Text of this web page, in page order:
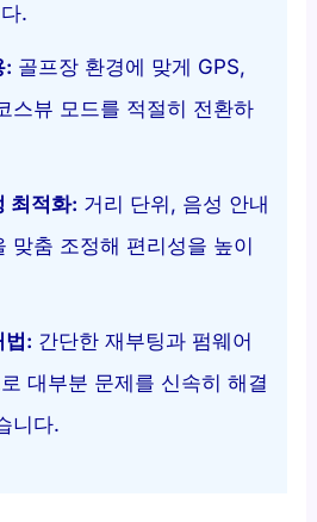
.
: 골프장 환경에 맞게 GPS,
스뷰 모드를 적절히 전환하
최적화: 거리 단위, 음성 안내
맞춤 조정해 편리성을 높이
법: 간단한 재부팅과 펌웨어
대부분 문제를 신속히 해결
니다.